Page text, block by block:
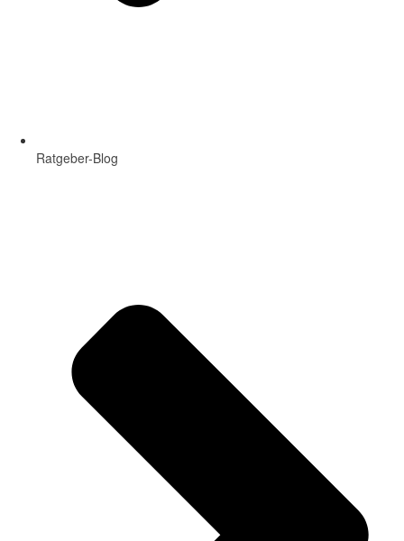
Ratgeber-Blog